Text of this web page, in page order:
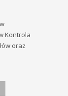
Kontrola
oraz